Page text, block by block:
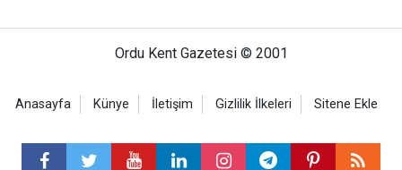
Ordu Kent Gazetesi © 2001
Anasayfa Künye İletişim Gizlilik İlkeleri Sitene Ekle